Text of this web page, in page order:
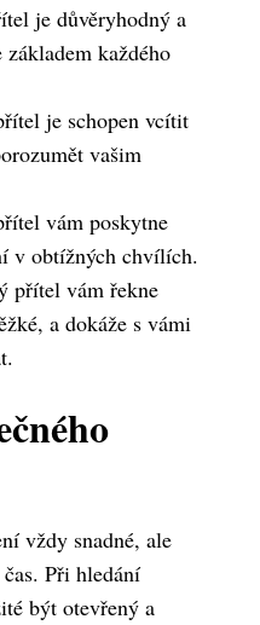
je důvěryhodný a
každého
je schopen vcítit
vašim
vám poskytne
v obtížných chvílích.
přítel vám řekne
a dokáže s vámi
vždy snadné, ale
Při hledání
být otevřený a